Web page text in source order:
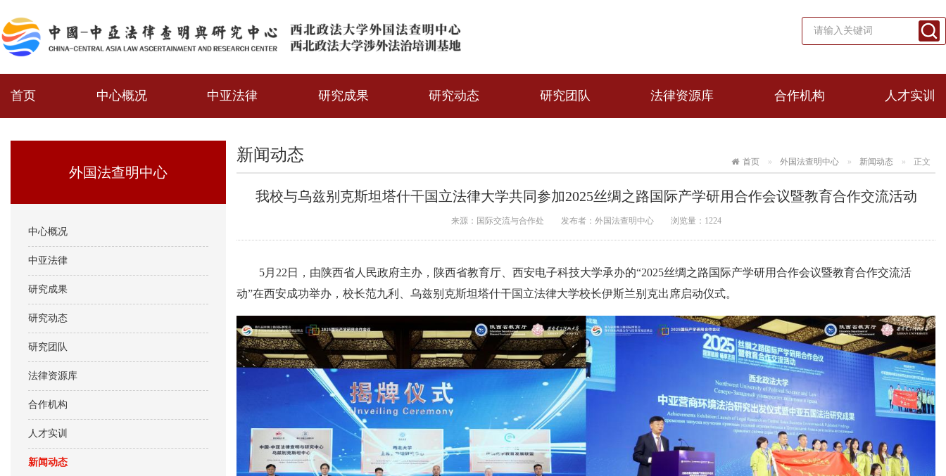
首页 中心概况 中亚法律 研究成果 研究动态 研究团队 法律资源库 合作机构 人才实训
外国法查明中心
中心概况
中亚法律
研究成果
研究动态
研究团队
法律资源库
合作机构
人才实训
新闻动态
首页 外国法查明中心 新闻动态 正文
新闻动态
我校与乌兹别克斯坦塔什干国立法律大学共同参加2025丝绸之路国际产学研用合作会议暨教育合作交流活动
来源：国际交流与合作处 发布者：外国法查明中心 浏览量： 1224
5月22日，由陕西省人民政府主办，陕西省教育厅、西安电子科技大学承办的“2025丝绸之路国际产学研用合作会议暨教育合作交流活
动”在西安成功举办，校长范九利、乌兹别克斯坦塔什干国立法律大学校长伊斯兰别克出席启动仪式。